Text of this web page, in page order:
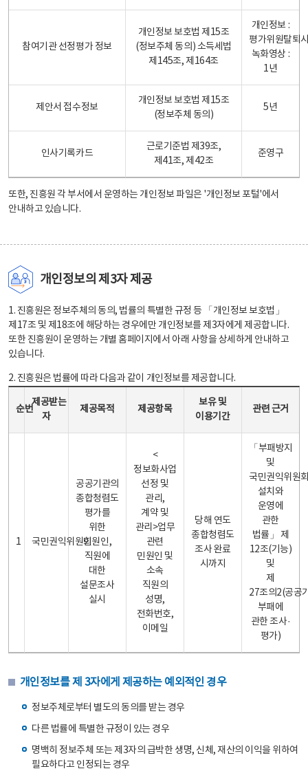
참여기관 선정평가 정보
개인정보 보호법 제15조
(정보주체 동의) 소득세법
제145조, 제164조
개인정보 :
평가위원탈퇴
녹화영상 :
1년
제안서 접수정보
개인정보 보호법 제15조
(정보주체 동의)
5년
인사기록카드
근로기준법 제39조,
제41조, 제42조
준영구
또한, 진흥원 각 부서에서 운영하는 개인정보 파일은 '개인정보 포털'에서
안내하고 있습니다.
개인정보의 제3자 제공
1. 진흥원은 정보주체의 동의, 법률의 특별한 규정 등 「개인정보 보호법」
제17조 및 제18조에 해당하는 경우에만 개인정보를 제3자에게 제공합니다.
또한 진흥원이 운영하는 개별 홈페이지에서 아래 사항을 상세하게 안내하고
있습니다.
2. 진흥원은 법률에 따라 다음과 같이 개인정보를 제공합니다.
순번
제공받는
자
제공목적 제공항목
보유 및
이용기간
관련 근거
1 국민권익위원회
공공기관의
종합청렴도
평가를
위한
민원인,
직원에
대한
설문조사
실시
<
정보화사업
선정 및
관리,
계약 및
관리>업무
관련
민원인 및
소속
직원의
성명,
전화번호,
이메일
당해 연도
종합청렴도
조사 완료
시까지
「부패방지
및
국민권익위원
설치와
운영에
관한
법률」 제
12조(기능)
및
제
27조의2(공공
부패에
관한 조사·
평가)
개인정보를 제 3자에게 제공하는 예외적인 경우
정보주체로부터 별도의 동의를 받는 경우
다른 법률에 특별한 규정이 있는 경우
명백히 정보주체 또는 제3자의 급박한 생명, 신체, 재산의 이익을 위하여
필요하다고 인정되는 경우